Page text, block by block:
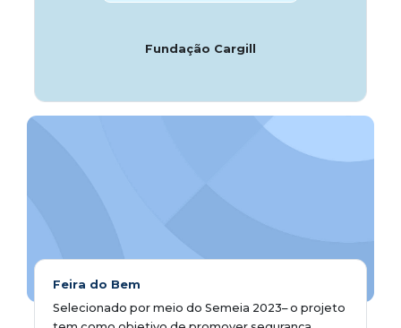
Fundação Cargill
Feira do Bem
Selecionado por meio do Semeia 2023– o projeto